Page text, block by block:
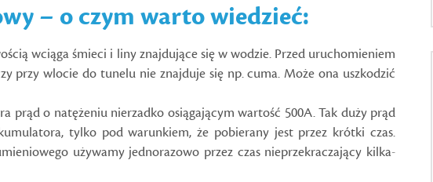
– o czym warto wiedzieć:
wciąga śmieci i liny znajdujące się w wodzie. Przed uruchomieniem
przy wlocie do tunelu nie znajduje się np. cuma. Może ona uszkodzić
prąd o natężeniu nierzadko osiągającym wartość 500A. Tak duży prąd
tylko pod warunkiem, że pobierany jest przez krótki czas.
używamy jednorazowo przez czas nieprzekraczający kilka-